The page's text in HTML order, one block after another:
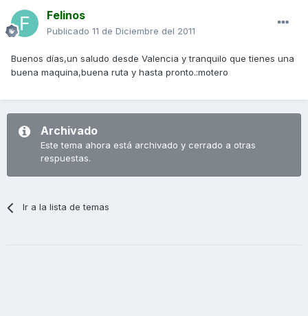
Felinos
Publicado 11 de Diciembre del 2011
Buenos días,un saludo desde Valencia y tranquilo que tienes una
buena maquina,buena ruta y hasta pronto.:motero
Archivado
Este tema ahora está archivado y cerrado a otras
respuestas.
Ir a la lista de temas